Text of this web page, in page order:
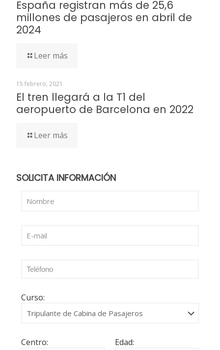
España registran más de 25,6
millones de pasajeros en abril de
2024
Leer más
15 febrero, 2021
El tren llegará a la T1 del
aeropuerto de Barcelona en 2022
Leer más
SOLICITA INFORMACIÓN
Curso:
Centro: Edad: